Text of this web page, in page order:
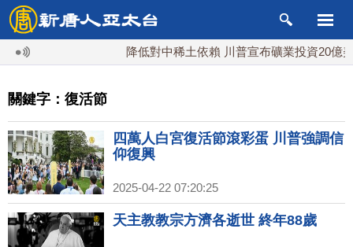
降低對中稀土依賴 川普宣布礦業投資20億美元
關鍵字：復活節
四萬人白宮復活節滾彩蛋 川普強調信
仰復興
2025-04-22 07:20:25
天主教教宗方濟各逝世 終年88歲